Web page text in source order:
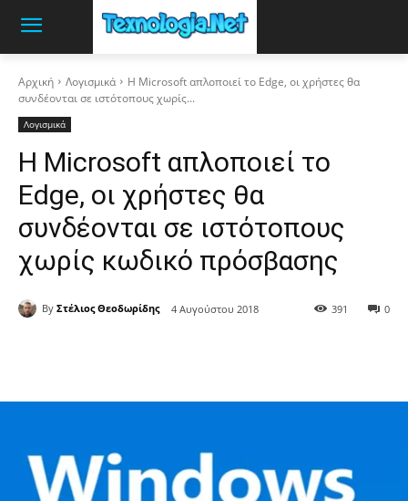
Αρχική Λογισμικά
Η Microsoft απλοποιεί το Edge, οι χρήστες θα
συνδέονται σε ιστότοπους χωρίς...
Λογισμικά
Η Microsoft απλοποιεί το
Edge, οι χρήστες θα
συνδέονται σε ιστότοπους
χωρίς κωδικό πρόσβασης
By Στέλιος Θεοδωρίδης 4 Αυγούστου 2018 0
391